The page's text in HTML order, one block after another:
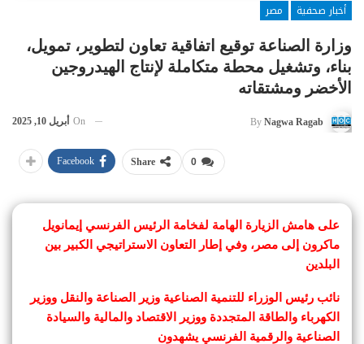
أخبار صحفية
مصر
وزارة الصناعة توقيع اتفاقية تعاون لتطوير، تمويل،
بناء، وتشغيل محطة متكاملة لإنتاج الهيدروجين
الأخضر ومشتقاته
By Nagwa Ragab
On أبريل 10, 2025
0
Share
Facebook
على هامش الزيارة الهامة لفخامة الرئيس الفرنسي إيمانويل
ماكرون إلى مصر، وفي إطار التعاون الاستراتيجي الكبير بين
البلدين
نائب رئيس الوزراء للتنمية الصناعية وزير الصناعة والنقل ووزير
الكهرباء والطاقة المتجددة ووزير الاقتصاد والمالية والسيادة
الصناعية والرقمية الفرنسي يشهدون